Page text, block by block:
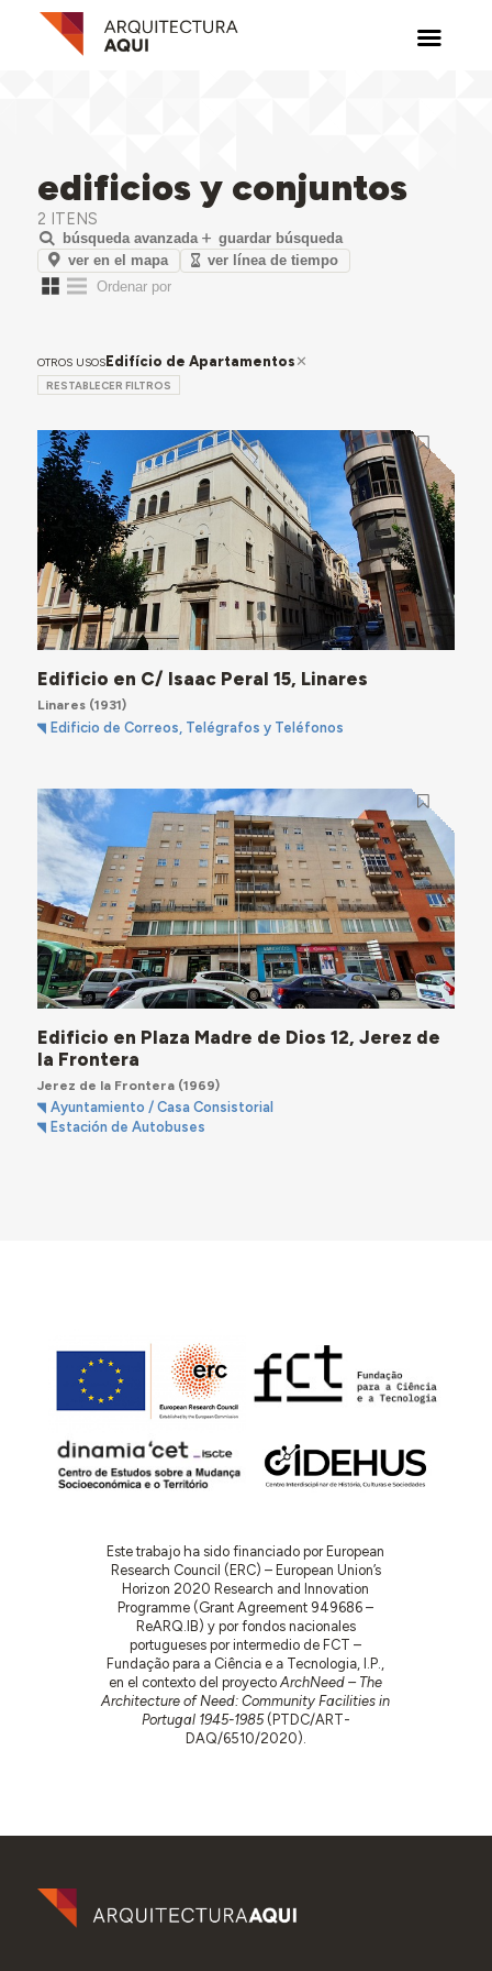
edificios y conjuntos
2 ITENS
búsqueda avanzada
guardar búsqueda
ver en el mapa
ver línea de tiempo
OTROS USOSEdifício de Apartamentos
RESTABLECER FILTROS
Edificio en C/ Isaac Peral 15, Linares
Linares(1931)
Edificio de Correos, Telégrafos y Teléfonos
Edificio en Plaza Madre de Dios 12, Jerez de
la Frontera
Jerez de la Frontera(1969)
Ayuntamiento / Casa Consistorial
Estación de Autobuses
Este trabajo ha sido financiado por European
Research Council (ERC) – European Union’s
Horizon 2020 Research and Innovation
Programme (Grant Agreement 949686 –
ReARQ.IB) y por fondos nacionales
portugueses por intermedio de FCT –
Fundação para a Ciência e a Tecnologia, I.P.,
en el contexto del proyectoArchNeed – The
Architecture of Need: Community Facilities in
Portugal 1945-1985(PTDC/ART-
DAQ/6510/2020).